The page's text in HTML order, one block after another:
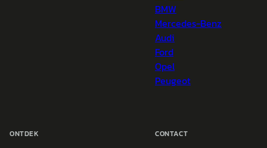
BMW
Mercedes-Benz
Audi
Ford
Opel
Peugeot
ONTDEK CONTACT